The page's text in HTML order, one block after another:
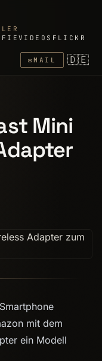
VIDEOS FLICKR
✉MAIL 🇩🇪
Mini
mit dem
ein Modell